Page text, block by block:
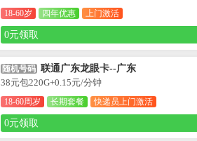
18-60岁 四年优惠 上门激活
0元领取
随机号码 联通广东龙眼卡--广东
38元包220G+0.15元/分钟
18-60周岁 长期套餐 快递员上门激活
0元领取